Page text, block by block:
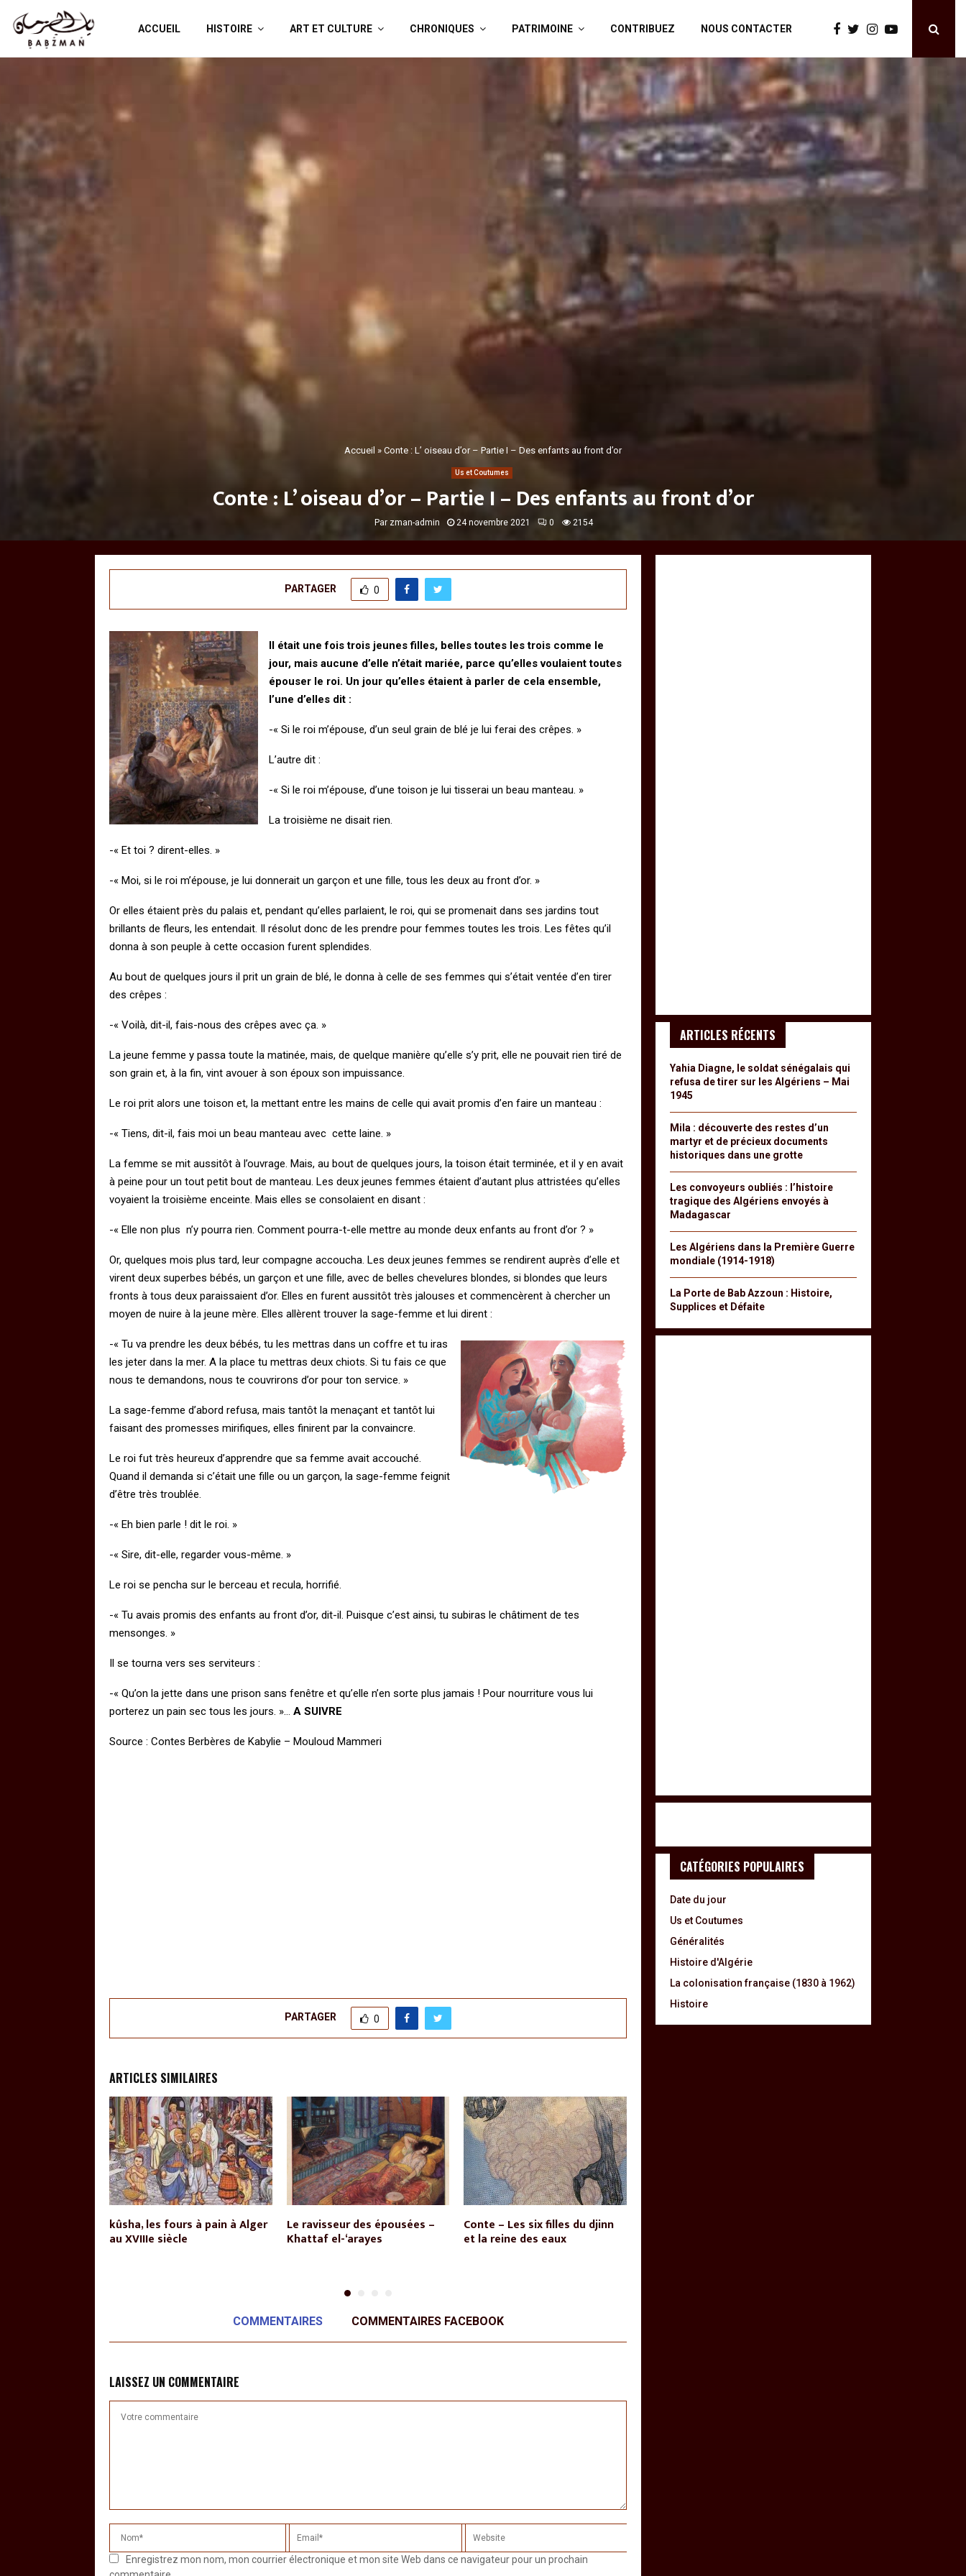
ACCUEIL HISTOIRE ART ET CULTURE CHRONIQUES PATRIMOINE CONTRIBUEZ NOUS CONTACTER
Accueil » Conte : L’ oiseau d’or – Partie I – Des enfants au front d’or
Us et Coutumes
Conte : L’ oiseau d’or – Partie I – Des enfants au front d’or
Par zman-admin 24 novembre 2021 0 2154
PARTAGER 0
Il était une fois trois jeunes filles, belles toutes les trois comme le
jour, mais aucune d’elle n’était mariée, parce qu’elles voulaient toutes
épouser le roi. Un jour qu’elles étaient à parler de cela ensemble,
l’une d’elles dit :
-« Si le roi m’épouse, d’un seul grain de blé je lui ferai des crêpes. »
L’autre dit :
-« Si le roi m’épouse, d’une toison je lui tisserai un beau manteau. »
La troisième ne disait rien.
-« Et toi ? dirent-elles. »
-« Moi, si le roi m’épouse, je lui donnerait un garçon et une fille, tous les deux au front d’or. »
Or elles étaient près du palais et, pendant qu’elles parlaient, le roi, qui se promenait dans ses jardins tout
brillants de fleurs, les entendait. Il résolut donc de les prendre pour femmes toutes les trois. Les fêtes qu’il
donna à son peuple à cette occasion furent splendides.
Au bout de quelques jours il prit un grain de blé, le donna à celle de ses femmes qui s’était ventée d’en tirer
des crêpes :
-« Voilà, dit-il, fais-nous des crêpes avec ça. »
La jeune femme y passa toute la matinée, mais, de quelque manière qu’elle s’y prit, elle ne pouvait rien tiré de
son grain et, à la fin, vint avouer à son époux son impuissance.
Le roi prit alors une toison et, la mettant entre les mains de celle qui avait promis d’en faire un manteau :
-« Tiens, dit-il, fais moi un beau manteau avec cette laine. »
La femme se mit aussitôt à l’ouvrage. Mais, au bout de quelques jours, la toison était terminée, et il y en avait
à peine pour un tout petit bout de manteau. Les deux jeunes femmes étaient d’autant plus attristées qu’elles
voyaient la troisième enceinte. Mais elles se consolaient en disant :
-« Elle non plus n’y pourra rien. Comment pourra-t-elle mettre au monde deux enfants au front d’or ? »
Or, quelques mois plus tard, leur compagne accoucha. Les deux jeunes femmes se rendirent auprès d’elle et
virent deux superbes bébés, un garçon et une fille, avec de belles chevelures blondes, si blondes que leurs
fronts à tous deux paraissaient d’or. Elles en furent aussitôt très jalouses et commencèrent à chercher un
moyen de nuire à la jeune mère. Elles allèrent trouver la sage-femme et lui dirent :
-« Tu va prendre les deux bébés, tu les mettras dans un coffre et tu iras
les jeter dans la mer. A la place tu mettras deux chiots. Si tu fais ce que
nous te demandons, nous te couvrirons d’or pour ton service. »
La sage-femme d’abord refusa, mais tantôt la menaçant et tantôt lui
faisant des promesses mirifiques, elles finirent par la convaincre.
Le roi fut très heureux d’apprendre que sa femme avait accouché.
Quand il demanda si c’était une fille ou un garçon, la sage-femme feignit
d’être très troublée.
-« Eh bien parle ! dit le roi. »
-« Sire, dit-elle, regarder vous-même. »
Le roi se pencha sur le berceau et recula, horrifié.
-« Tu avais promis des enfants au front d’or, dit-il. Puisque c’est ainsi, tu subiras le châtiment de tes
mensonges. »
Il se tourna vers ses serviteurs :
-« Qu’on la jette dans une prison sans fenêtre et qu’elle n’en sorte plus jamais ! Pour nourriture vous lui
porterez un pain sec tous les jours. »… A SUIVRE
Source : Contes Berbères de Kabylie – Mouloud Mammeri
PARTAGER 0
ARTICLES SIMILAIRES
kûsha, les fours à pain à Alger
au XVIIIe siècle
Le ravisseur des épousées –
Khattaf el-‘arayes
Conte – Les six filles du djinn
et la reine des eaux
COMMENTAIRES COMMENTAIRES FACEBOOK
LAISSEZ UN COMMENTAIRE
Enregistrez mon nom, mon courrier électronique et mon site Web dans ce navigateur pour un prochain
ARTICLES RÉCENTS
Yahia Diagne, le soldat sénégalais qui
refusa de tirer sur les Algériens – Mai
1945
Mila : découverte des restes d’un
martyr et de précieux documents
historiques dans une grotte
Les convoyeurs oubliés : l’histoire
tragique des Algériens envoyés à
Madagascar
Les Algériens dans la Première Guerre
mondiale (1914-1918)
La Porte de Bab Azzoun : Histoire,
Supplices et Défaite
CATÉGORIES POPULAIRES
Date du jour
Us et Coutumes
Généralités
Histoire d'Algérie
La colonisation française (1830 à 1962)
Histoire